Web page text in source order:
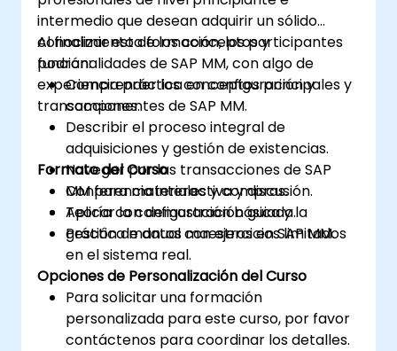
intermedio que desean adquirir un sólido
conocimiento de los conceptos y
funcionalidades de SAP MM, con algo de
experiencia práctica en configuración y
transacciones.
Al finalizar esta formación, los participantes
podrán:
Comprender los conceptos principales y
componentes de SAP MM.
Describir el proceso integral de
adquisiciones y gestión de existencias.
Navegar por las transacciones de SAP
MM para materiales y compras.
Aplicar la configuración básica y la
gestión de datos maestros en SAP MM.
Formato del Curso
Conferencia interactiva y discusión.
Teoría con demostración guiada.
Práctica manual con ejercicios limitados
en el sistema real.
Opciones de Personalización del Curso
Para solicitar una formación
personalizada para este curso, por favor
contáctenos para coordinar los detalles.